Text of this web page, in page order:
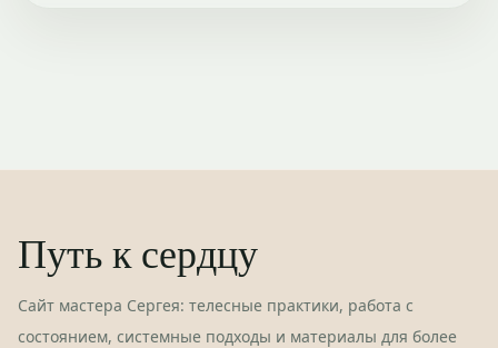
Путь к сердцу
Сайт мастера Сергея: телесные практики, работа с
состоянием, системные подходы и материалы для более